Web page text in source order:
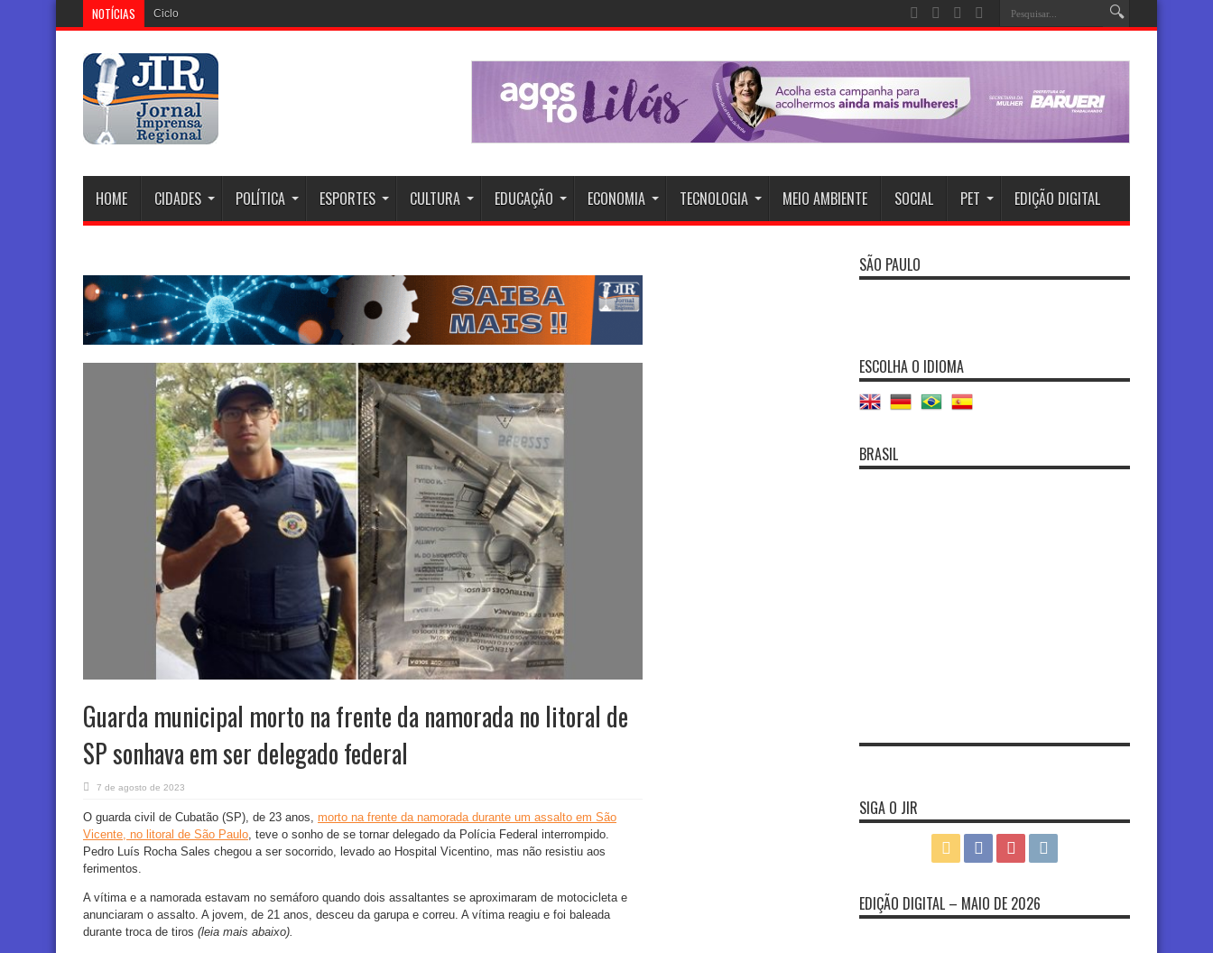
NOTÍCIAS Ciclone Extratropical: Alerta Vermelho e
HOME CIDADES POLÍTICA ESPORTES CULTURA EDUCAÇÃO ECONOMIA TECNOLOGIA MEIO AMBIENTE SOCIAL PET EDIÇÃO DIGITAL
Guarda municipal morto na frente da namorada no litoral de
SP sonhava em ser delegado federal
7 de agosto de 2023
O guarda civil de Cubatão (SP), de 23 anos, morto na frente da namorada durante um assalto em São
Vicente, no litoral de São Paulo, teve o sonho de se tornar delegado da Polícia Federal interrompido.
Pedro Luís Rocha Sales chegou a ser socorrido, levado ao Hospital Vicentino, mas não resistiu aos
ferimentos.
A vítima e a namorada estavam no semáforo quando dois assaltantes se aproximaram de motocicleta e
anunciaram o assalto. A jovem, de 21 anos, desceu da garupa e correu. A vítima reagiu e foi baleada
durante troca de tiros (leia mais abaixo).
SÃO PAULO
ESCOLHA O IDIOMA
BRASIL
SIGA O JIR
EDIÇÃO DIGITAL – MAIO DE 2026